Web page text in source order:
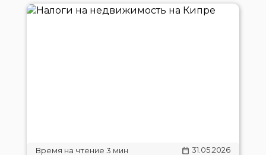
31.05.2026